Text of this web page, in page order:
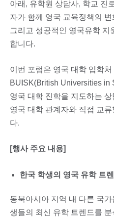
아래, 유학원 상담사, 학교 진
자가 함께 영국 교육정책의
그리고 성공적인 영국유학 지
합니다.
이번 포럼은 영국 대학 입학처
BUISK(British Universities in
영국 대학 진학을 지도하는
영국 대학 관계자와 직접 교
다.
[행사 주요 내용]
한국 학생의 영국 유학 트
동북아시아 지역 내 다른 국
생들의 최신 유학 트렌드를